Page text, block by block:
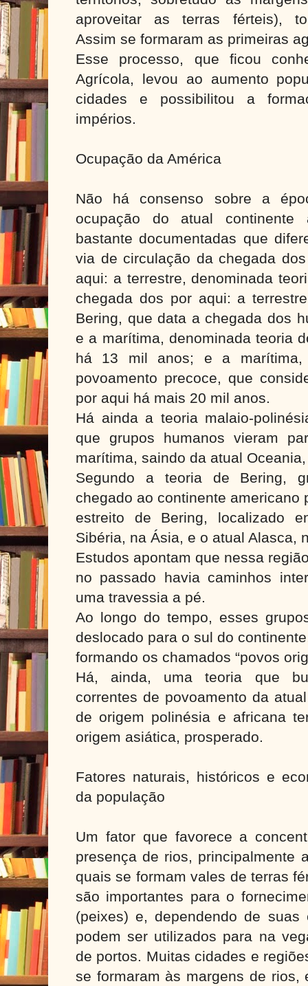
aproveitar as terras férteis),
Assim se formaram as primeiras
Esse processo, que ficou
Agrícola, levou ao aumento
cidades e possibilitou a
impérios.
Ocupação da América
Não há consenso sobre a
ocupação do atual continente
bastante documentadas que
via de circulação da chegada
aqui: a terrestre, denominada
chegada dos por aqui: a
Bering, que data a chegada dos
e a marítima, denominada teoria
há 13 mil anos; e a marítima,
povoamento precoce, que
por aqui há mais 20 mil anos.
Há ainda a teoria malaio-
que grupos humanos vieram
marítima, saindo da atual
Segundo a teoria de Bering,
chegado ao continente americano
estreito de Bering, localizado
Sibéria, na Ásia, e o atual Alasca,
Estudos apontam que nessa
no passado havia caminhos
uma travessia a pé.
Ao longo do tempo, esses
deslocado para o sul do
formando os chamados “povos
Há, ainda, uma teoria que
correntes de povoamento da
de origem polinésia e africana
origem asiática, prosperado.
Fatores naturais, históricos e
da população
Um fator que favorece a
presença de rios, principalmente
quais se formam vales de terras
são importantes para o
(peixes) e, dependendo de suas
podem ser utilizados para na
de portos. Muitas cidades e
se formaram às margens de rios,